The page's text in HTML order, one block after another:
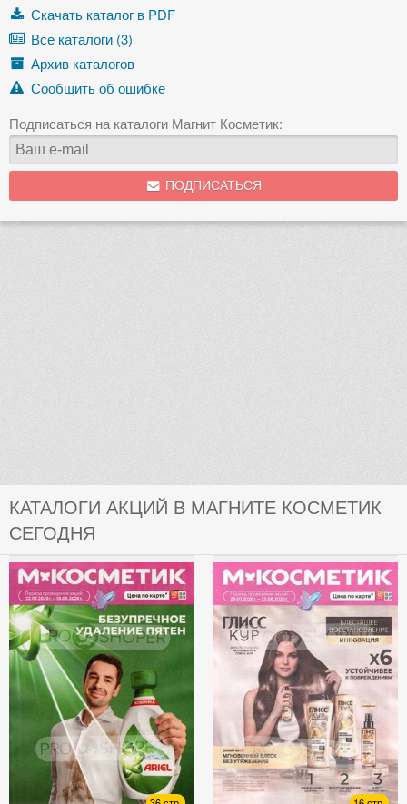
Скачать каталог в PDF
Все каталоги (3)
Архив каталогов
Сообщить об ошибке
Подписаться на каталоги Магнит Косметик:
ПОДПИСАТЬСЯ
КАТАЛОГИ АКЦИЙ В МАГНИТЕ КОСМЕТИК
СЕГОДНЯ